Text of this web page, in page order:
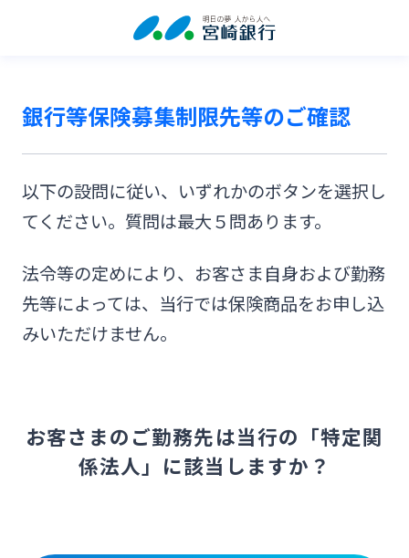
銀行等保険募集制限先等のご確認
以下の設問に従い、いずれかのボタンを選択し
てください。質問は最大５問あります。
法令等の定めにより、お客さま自身および勤務
先等によっては、当行では保険商品をお申し込
みいただけません。
お客さまのご勤務先は当行の「特定関
係法人」に該当しますか？